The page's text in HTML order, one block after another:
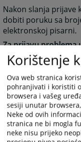
Nakon slanja prijave
dobiti poruku sa
elektronskoj pisarni.
Za prijavu problema
dodatna pitanja
maila
Novi sistem slanja i
ubrzati proces
kandidatima
zaposlenim u
njihovu obradu i
Često postavljana pitanja
Korištenje
Ova web stranica
pohranjivati i koristiti
browsera i vašeg
sesiji unutar
Neke od ovih
stranica ne bi mogla
neke nisu prijeko